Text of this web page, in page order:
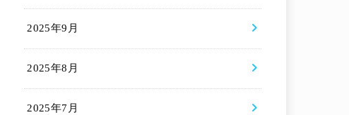
2025年9月
2025年8月
2025年7月